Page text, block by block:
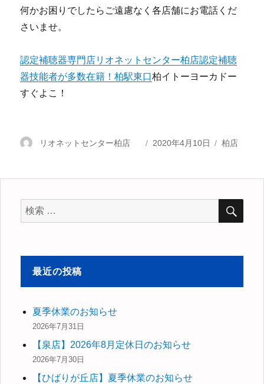
何かお困りでしたらご遠慮なく各店舗にお電話くだ
さいませ。
認定補聴器専門店リオネットセンター柏店認定補聴
器技能者が多数在籍！柏駅東口柏イトーヨーカドー
すぐよこ！
投
リオネットセンター柏店
投
2020年4月10日
カ
ー
柏店
検
索
象:
検
最近の投稿
夏季休業のお知らせ
2026年7月31日
【泉店】2026年8月定休日のお知らせ
2026年7月30日
【ひばりが丘店】夏季休業のお知らせ